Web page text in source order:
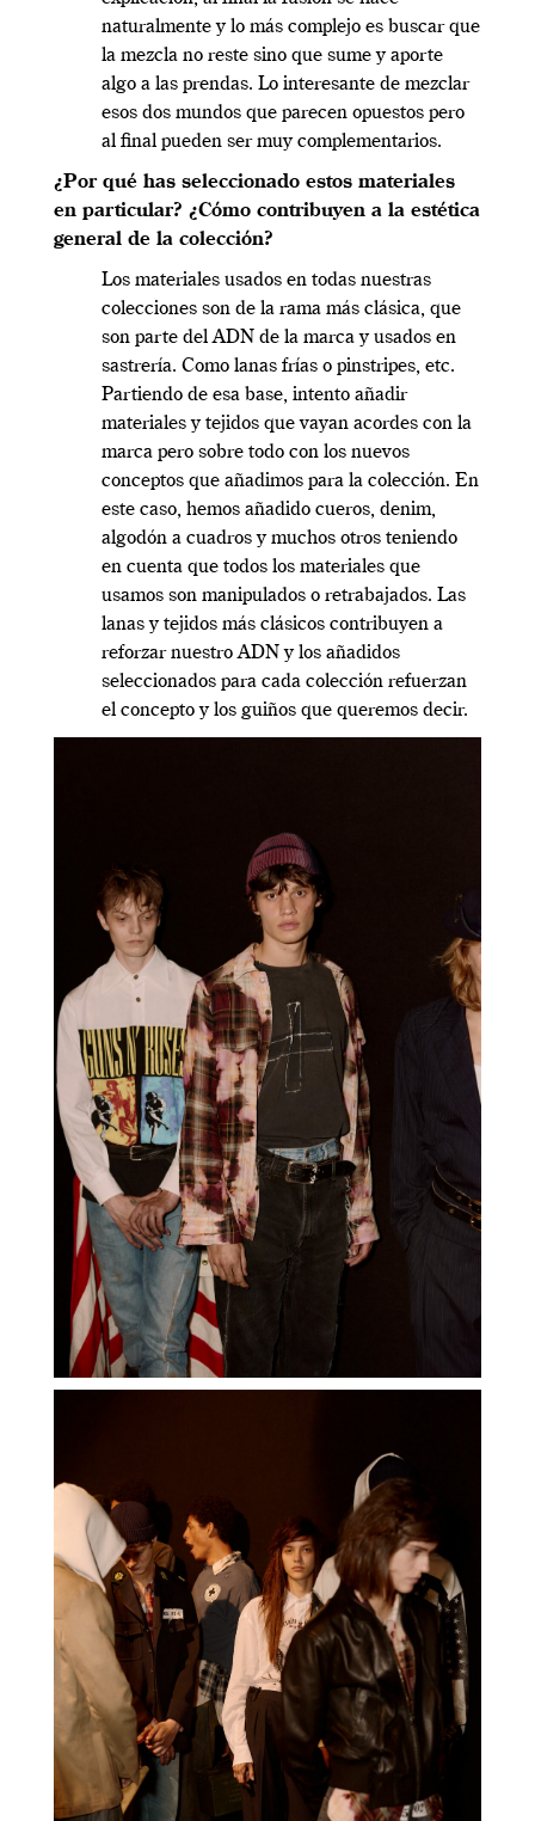
naturalmente y lo más complejo es buscar que
la mezcla no reste sino que sume y aporte
algo a las prendas. Lo interesante de mezclar
esos dos mundos que parecen opuestos pero
al final pueden ser muy complementarios.
¿Por qué has seleccionado estos materiales
en particular? ¿Cómo contribuyen a la estética
general de la colección?
Los materiales usados en todas nuestras
colecciones son de la rama más clásica, que
son parte del ADN de la marca y usados en
sastrería. Como lanas frías o pinstripes, etc.
Partiendo de esa base, intento añadir
materiales y tejidos que vayan acordes con la
marca pero sobre todo con los nuevos
conceptos que añadimos para la colección. En
este caso, hemos añadido cueros, denim,
algodón a cuadros y muchos otros teniendo
en cuenta que todos los materiales que
usamos son manipulados o retrabajados. Las
lanas y tejidos más clásicos contribuyen a
reforzar nuestro ADN y los añadidos
seleccionados para cada colección refuerzan
el concepto y los guiños que queremos decir.